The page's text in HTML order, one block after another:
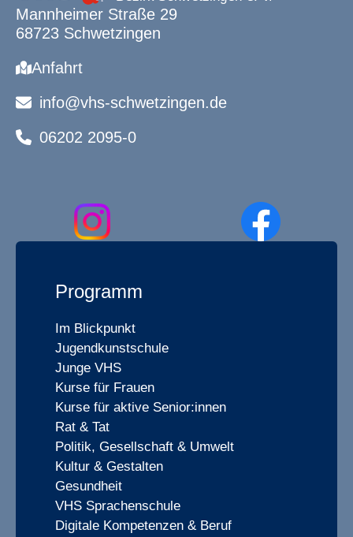
Mannheimer Straße 29
68723 Schwetzingen
Anfahrt
info@vhs-schwetzingen.de
06202 2095-0
Programm
Im Blickpunkt
Jugendkunstschule
Junge VHS
Kurse für Frauen
Kurse für aktive Senior:innen
Rat & Tat
Politik, Gesellschaft & Umwelt
Kultur & Gestalten
Gesundheit
VHS Sprachenschule
Digitale Kompetenzen & Beruf